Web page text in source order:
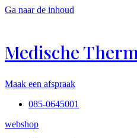
Ga naar de inhoud
Medische
Maak een afspraak
085-0645001
webshop